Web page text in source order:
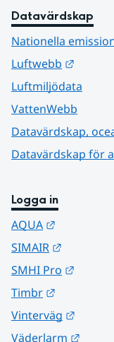
Datavärdskap
Nationella
Luftwebb
Luftmiljödata
VattenWebb
Datavärdskap,
Datavärdskap för
Logga in
AQUA
SIMAIR
SMHI Pro
Timbr
Vinterväg
Väderlarm